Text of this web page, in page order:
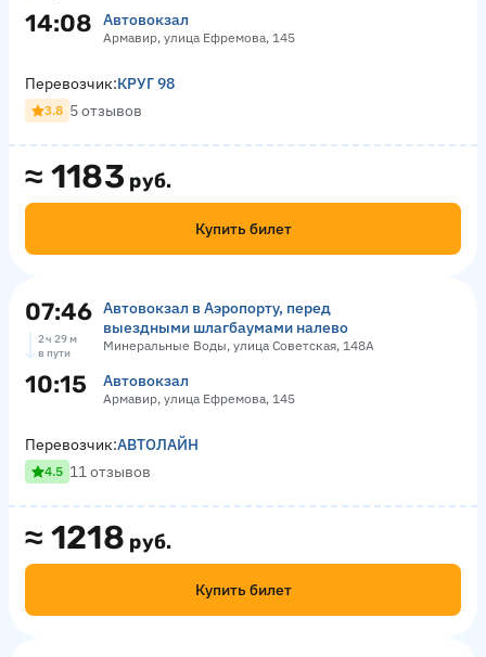
14:08 Автовокзал
Армавир, улица Ефремова, 145
≈ 1183 руб.
Купить билет
Перевозчик:КРУГ 98
3.8 5 отзывов
07:46 Автовокзал в Аэропорту, перед
выездными шлагбаумами налево
Минеральные Воды, улица Советская, 148А
2 ч 29 м
в пути
10:15 Автовокзал
Армавир, улица Ефремова, 145
≈ 1218 руб.
Купить билет
Перевозчик:АВТОЛАЙН
4.5 11 отзывов